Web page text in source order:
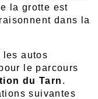
la grotte est
dans la
les autos
le parcours
du Tarn .
suivantes